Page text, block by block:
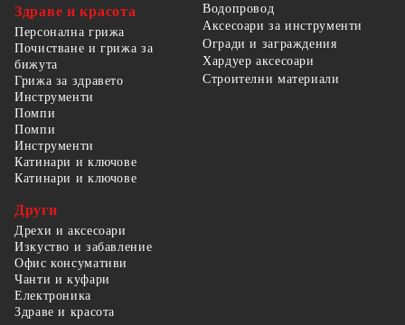
Здраве и красота
Персонална грижа
Почистване и грижа за
бижута
Грижа за здравето
Водопровод
Аксесоари за инструменти
Огради и заграждения
Хардуер аксесоари
Строителни материали
Инструменти
Помпи
Помпи
Инструменти
Катинари и ключове
Катинари и ключове
Други
Дрехи и аксесоари
Изкуство и забавление
Офис консумативи
Чанти и куфари
Електроника
Здраве и красота